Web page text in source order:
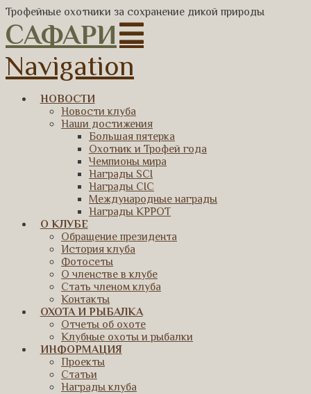
Трофейные охотники за сохранение дикой природы
САФАРИ
Navigation
НОВОСТИ
Новости клуба
Наши достижения
Большая пятерка
Охотник и Трофей года
Чемпионы мира
Награды SCI
Награды CIC
Международные награды
Награды КРРОТ
О КЛУБЕ
Обращение президента
История клуба
Фотосеты
О членстве в клубе
Стать членом клуба
Контакты
ОХОТА И РЫБАЛКА
Отчеты об охоте
Клубные охоты и рыбалки
ИНФОРМАЦИЯ
Проекты
Статьи
Награды клуба